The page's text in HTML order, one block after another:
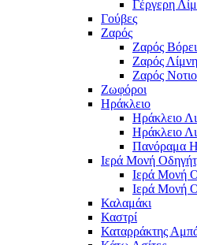
Γέργερη
Γούβες
Ζαρός
Ζαρός
Ζαρός Λίμνη
Ζαρός
Ζωφόροι
Ηράκλειο
Ηράκλειο
Ηράκλειο
Πανόραμα
Ιερά Μονή
Ιερά Μονή
Ιερά Μονή
Καλαμάκι
Καστρί
Καταρράκτης